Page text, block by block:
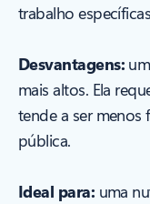
trabalho
Desvantagens:
mais altos. Ela
tende a ser menos
pública.
Ideal para: uma